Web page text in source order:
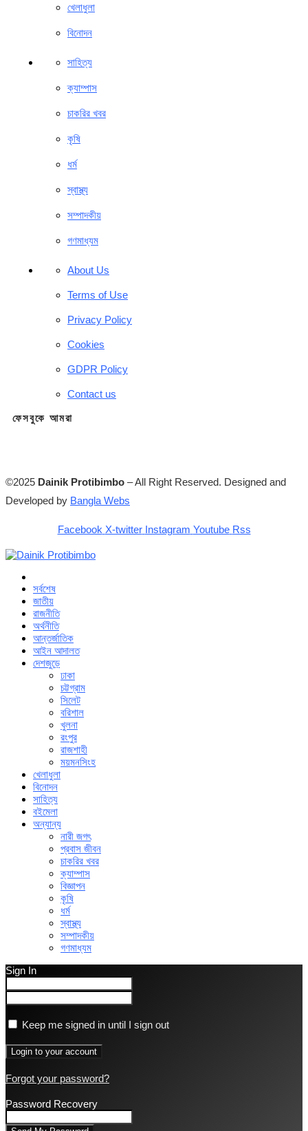
খেলাধুলা
বিনোদন
সাহিত্য
ক্যাম্পাস
চাকরির খবর
কৃষি
ধর্ম
স্বাস্থ্য
সম্পাদকীয়
গণমাধ্যম
About Us
Terms of Use
Privacy Policy
Cookies
GDPR Policy
Contact us
ফেসবুকে আমরা
©2025 Dainik Protibimbo – All Right Reserved. Designed and
Developed by Bangla Webs
Facebook X-twitter Instagram Youtube Rss
সর্বশেষ
জাতীয়
রাজনীতি
অর্থনীতি
আন্তর্জাতিক
আইন আদালত
দেশজুড়ে
ঢাকা
চট্টগ্রাম
সিলেট
বরিশাল
খুলনা
রংপুর
রাজশাহী
ময়মনসিংহ
খেলাধুলা
বিনোদন
সাহিত্য
বইমেলা
অন্যান্য
নারী জগৎ
প্রবাস জীবন
চাকরির খবর
ক্যাম্পাস
বিজ্ঞাপন
কৃষি
ধর্ম
স্বাস্থ্য
সম্পাদকীয়
গণমাধ্যম
Sign In
Keep me signed in until I sign out
Forgot your password?
Password Recovery